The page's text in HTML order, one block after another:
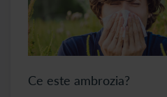
Ce este ambrozia?